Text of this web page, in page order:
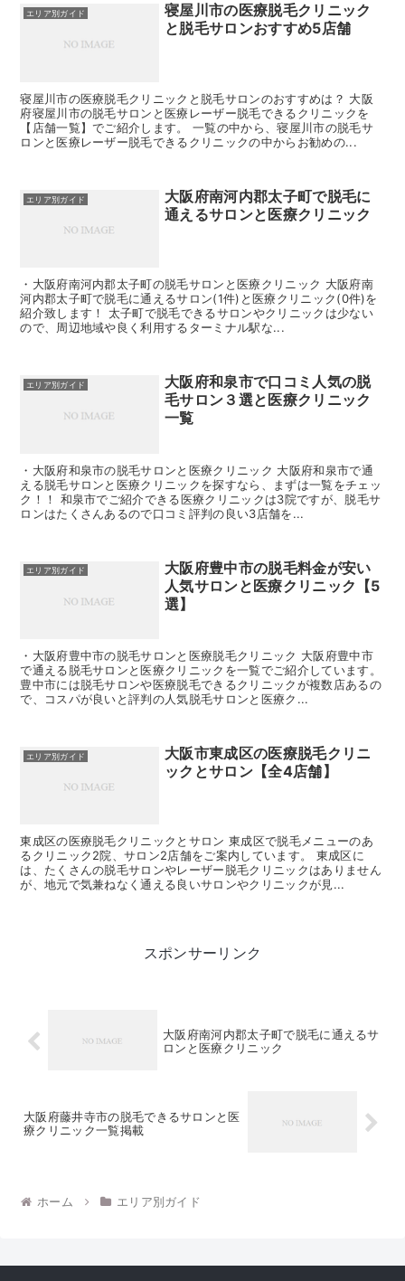
エリア別ガイド
寝屋川市の医療脱毛クリニック
と脱毛サロンおすすめ5店舗
寝屋川市の医療脱毛クリニックと脱毛サロンのおすすめは？ 大阪
府寝屋川市の脱毛サロンと医療レーザー脱毛できるクリニックを
【店舗一覧】でご紹介します。 一覧の中から、寝屋川市の脱毛サ
ロンと医療レーザー脱毛できるクリニックの中からお勧めの...
エリア別ガイド
大阪府南河内郡太子町で脱毛に
通えるサロンと医療クリニック
・大阪府南河内郡太子町の脱毛サロンと医療クリニック 大阪府南
河内郡太子町で脱毛に通えるサロン(1件)と医療クリニック(0件)を
紹介致します！ 太子町で脱毛できるサロンやクリニックは少ない
ので、周辺地域や良く利用するターミナル駅な...
エリア別ガイド
大阪府和泉市で口コミ人気の脱
毛サロン３選と医療クリニック
一覧
・大阪府和泉市の脱毛サロンと医療クリニック 大阪府和泉市で通
える脱毛サロンと医療クリニックを探すなら、まずは一覧をチェッ
ク！！ 和泉市でご紹介できる医療クリニックは3院ですが、脱毛サ
ロンはたくさんあるので口コミ評判の良い3店舗を...
エリア別ガイド
大阪府豊中市の脱毛料金が安い
人気サロンと医療クリニック【5
選】
・大阪府豊中市の脱毛サロンと医療脱毛クリニック 大阪府豊中市
で通える脱毛サロンと医療クリニックを一覧でご紹介しています。
豊中市には脱毛サロンや医療脱毛できるクリニックが複数店あるの
で、コスパが良いと評判の人気脱毛サロンと医療ク...
エリア別ガイド
大阪市東成区の医療脱毛クリニ
ックとサロン【全4店舗】
東成区の医療脱毛クリニックとサロン 東成区で脱毛メニューのあ
るクリニック2院、サロン2店舗をご案内しています。 東成区に
は、たくさんの脱毛サロンやレーザー脱毛クリニックはありません
が、地元で気兼ねなく通える良いサロンやクリニックが見...
スポンサーリンク
大阪府南河内郡太子町で脱毛に通えるサ
ロンと医療クリニック
大阪府藤井寺市の脱毛できるサロンと医
療クリニック一覧掲載
ホーム エリア別ガイド